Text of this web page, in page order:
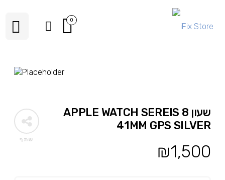
0
שתף
שעון APPLE WATCH SEREIS 8
41MM GPS SILVER
₪1,500